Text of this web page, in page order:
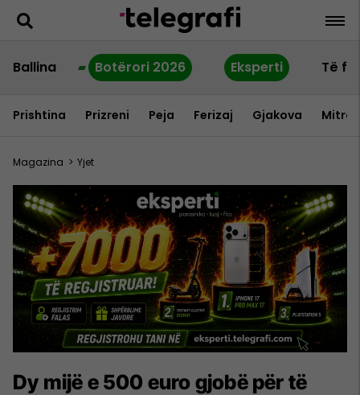
Ballina Botërori 2026 Eksperti Të
Prishtina Prizreni Peja Ferizaj Gjakova
Magazina > Yjet
Dy mijë e 500 euro gjobë për të